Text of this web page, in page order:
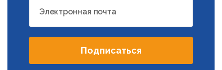
Электронная почта
Подписаться